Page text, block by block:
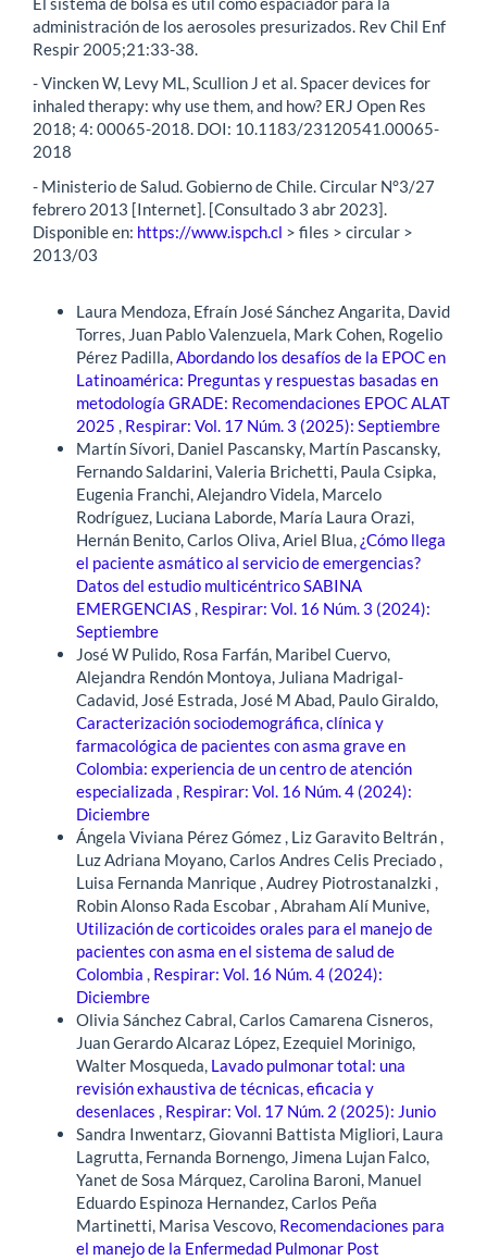
administración de los aerosoles presurizados. Rev Chil Enf
Respir 2005;21:33-38.
- Vincken W, Levy ML, Scullion J et al. Spacer devices for
inhaled therapy: why use them, and how? ERJ Open Res
2018; 4: 00065-2018. DOI: 10.1183/23120541.00065-
2018
- Ministerio de Salud. Gobierno de Chile. Circular N°3/27
febrero 2013 [Internet]. [Consultado 3 abr 2023].
Disponible en: https://www.ispch.cl > files > circular >
2013/03
Laura Mendoza, Efraín José Sánchez Angarita, David
Torres, Juan Pablo Valenzuela, Mark Cohen, Rogelio
Pérez Padilla,Abordando los desafíos de la EPOC en
Latinoamérica: Preguntas y respuestas basadas en
metodología GRADE: Recomendaciones EPOC ALAT
2025 , Respirar: Vol. 17 Núm. 3 (2025): Septiembre
Martín Sívori, Daniel Pascansky, Martín Pascansky,
Fernando Saldarini, Valeria Brichetti, Paula Csipka,
Eugenia Franchi, Alejandro Videla, Marcelo
Rodríguez, Luciana Laborde, María Laura Orazi,
Hernán Benito, Carlos Oliva, Ariel Blua, ¿Cómo llega
el paciente asmático al servicio de emergencias?
Datos del estudio multicéntrico SABINA
EMERGENCIAS, Respirar: Vol. 16 Núm. 3 (2024):
Septiembre
José W Pulido, Rosa Farfán, Maribel Cuervo,
Alejandra Rendón Montoya, Juliana Madrigal-
Cadavid, José Estrada, José M Abad, Paulo Giraldo,
Caracterización sociodemográfica, clínica y
farmacológica de pacientes con asma grave en
Colombia: experiencia de un centro de atención
especializada , Respirar: Vol. 16 Núm. 4 (2024):
Diciembre
Ángela Viviana Pérez Gómez , Liz Garavito Beltrán ,
Luz Adriana Moyano, Carlos Andres Celis Preciado ,
Luisa Fernanda Manrique , Audrey Piotrostanalzki ,
Robin Alonso Rada Escobar , Abraham Alí Munive,
Utilización de corticoides orales para el manejo de
pacientes con asma en el sistema de salud de
Colombia , Respirar: Vol. 16 Núm. 4 (2024):
Diciembre
Olivia Sánchez Cabral, Carlos Camarena Cisneros,
Juan Gerardo Alcaraz López, Ezequiel Morinigo,
Walter Mosqueda, Lavado pulmonar total: una
revisión exhaustiva de técnicas, eficacia y
desenlaces , Respirar: Vol. 17 Núm. 2 (2025): Junio
Sandra Inwentarz, Giovanni Battista Migliori, Laura
Lagrutta, Fernanda Bornengo, Jimena Lujan Falco,
Yanet de Sosa Márquez, Carolina Baroni, Manuel
Eduardo Espinoza Hernandez, Carlos Peña
Martinetti, Marisa Vescovo, Recomendaciones para
el manejo de la Enfermedad Pulmonar Post